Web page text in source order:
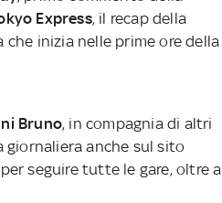
Express, il recap della
inizia nelle prime ore della
Bruno, in compagnia di altri
anche sul sito
per seguire tutte le gare, oltre a